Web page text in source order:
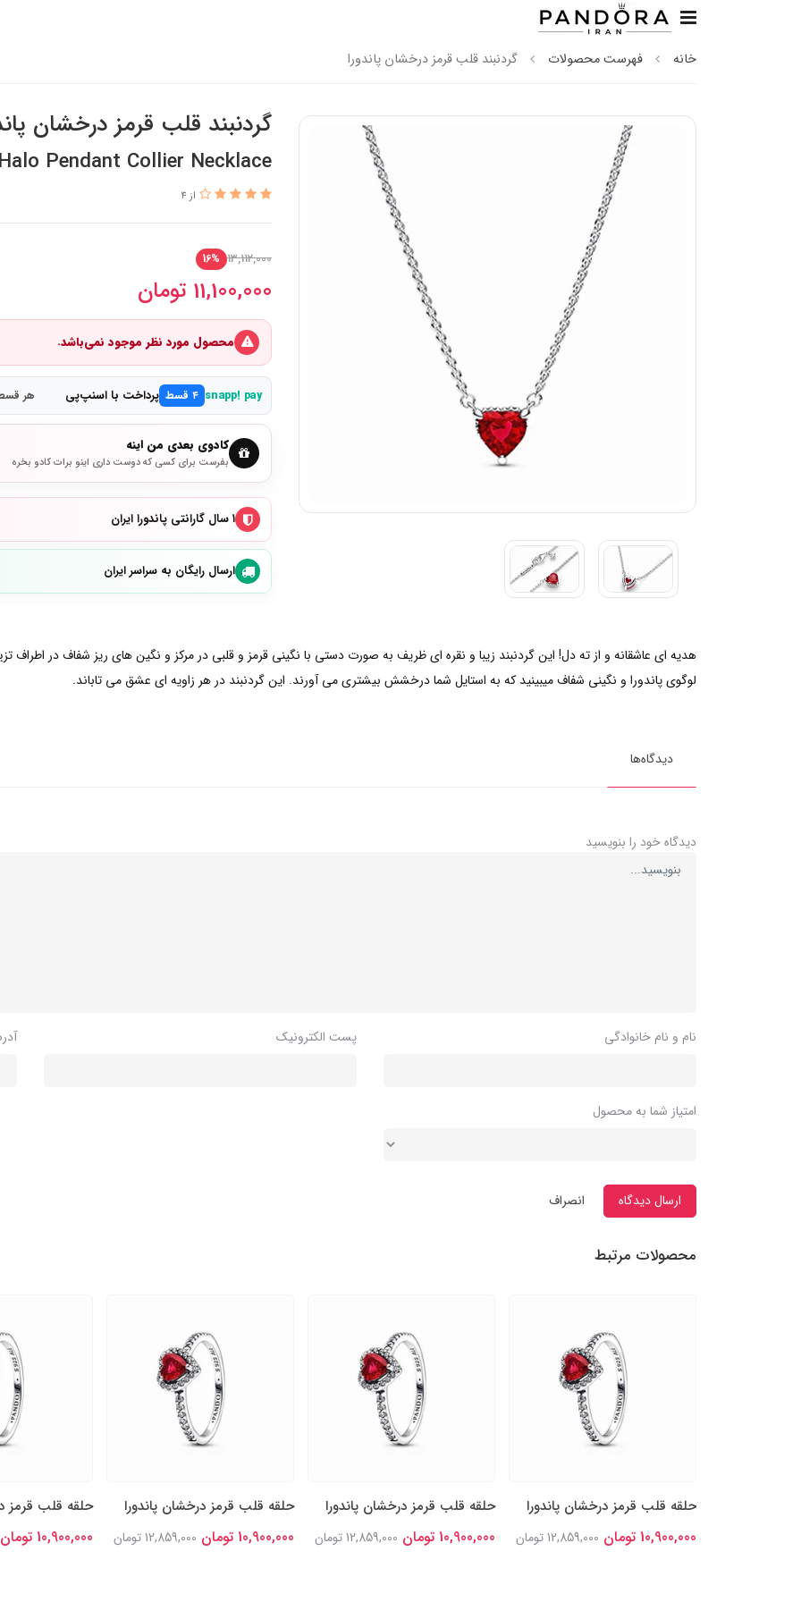
خانه فهرست محصولات گردنبند قلب قرمز درخشان پاندورا
گردنبند قلب قرمز درخشان
Pendant Collier Necklace
از 4
13,112,000
16%
11,100,000 تومان
محصول مورد نظر موجود نمی‌باشد.
snapp! pay ۴ قسط پرداخت با اسنپ‌پی هر قسط 2,775,000
کادوی بعدی من اینه
بفرست برای کسی که دوست داری اینو برات کادو بخره
۱ سال گارانتی پاندورا ایران
ارسال رایگان به سراسر ایران
هدیه ای عاشقانه و از ته دل! این گردنبند زیبا و نقره ای ظریف به صورت دستی با نگینی قرمز و قلبی در مرکز و نگین های ریز شفاف در اطراف
لوگوی پاندورا و نگینی شفاف میبینید که به استایل شما درخشش بیشتری می آورند. این گردنبند در هر زاویه ای عشق می تاباند.
دیدگاه‌ها
دیدگاه خود را بنویسید
نام و نام خانوادگی پست الکترونیک
امتیاز شما به محصول
ارسال دیدگاه انصراف
محصولات مرتبط
حلقه قلب قرمز درخشان پاندورا
10,900,000 تومان 12,859,000 تومان
حلقه قلب قرمز درخشان پاندورا
10,900,000 تومان 12,859,000 تومان
حلقه قلب قرمز درخشان پاندورا
10,900,000 تومان 12,859,000 تومان
حلقه قلب قرمز
10,900,000 تومان